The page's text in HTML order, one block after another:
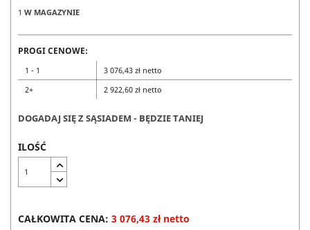
1 W MAGAZYNIE
PROGI CENOWE:
1 - 1
3 076,43 zł netto
2+
2 922,60 zł netto
DOGADAJ SIĘ Z SĄSIADEM - BĘDZIE TANIEJ
ILOŚĆ
CAŁKOWITA CENA: 3 076,43 zł netto